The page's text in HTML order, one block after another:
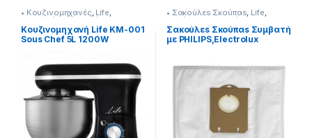
• Κουζινομηχανές Life
Προτεινόμενα προϊόντα
Κουζινομηχανή Life KM-001
Sous Chef 5L 1200W
• Σακούλεs Σκούπαs Life
Σκούπισμα & Καθάρισμα
Σακούλεs Σκούπαs Συμβατή
με PHILIPS,Electrolux